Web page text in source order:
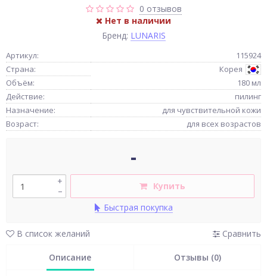
0 отзывов
Нет в наличии
Бренд: LUNARIS
Артикул:
115924
Страна:
Корея
Объём:
180 мл
Действие:
пилинг
Назначение:
для чувствительной кожи
Возраст:
для всех возрастов
-
–
+
Купить
Быстрая покупка
В список желаний Сравнить
Описание Отзывы (0)